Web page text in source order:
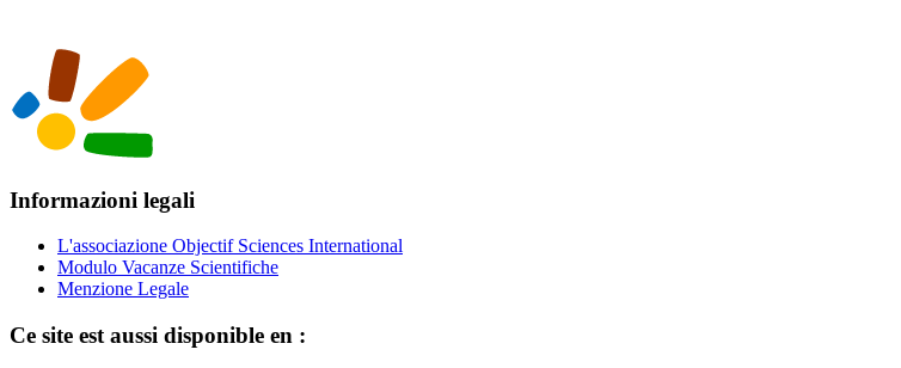
Informazioni legali
L'associazione Objectif Sciences International
Modulo Vacanze Scientifiche
Menzione Legale
Ce site est aussi disponible en :